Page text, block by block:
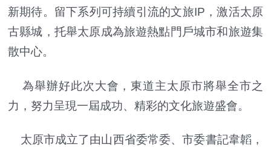
新期待。留下系列可持續引流的文旅IP，激活太原
古縣城，托舉太原成為旅遊熱點門戶城市和旅遊集
散中心。
為舉辦好此次大會，東道主太原市將舉全市之
力，努力呈現一屆成功、精彩的文化旅遊盛會。
太原市成立了由山西省委常委、市委書記韋韜，